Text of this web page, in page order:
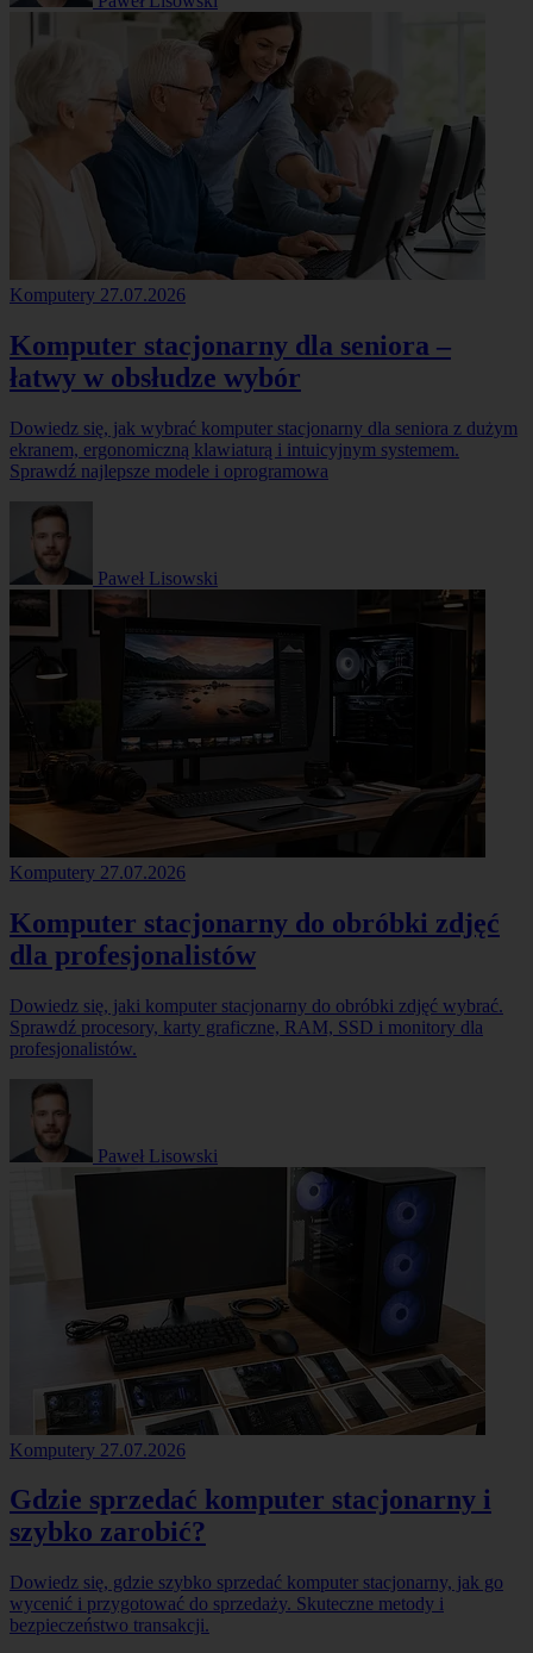
Komputery 27.07.2026
Komputer stacjonarny dla seniora –
łatwy w obsłudze wybór
Dowiedz się, jak wybrać komputer stacjonarny dla seniora z dużym
ekranem, ergonomiczną klawiaturą i intuicyjnym systemem.
Sprawdź najlepsze modele i oprogramowa
Paweł Lisowski
Komputery 27.07.2026
Komputer stacjonarny do obróbki zdjęć
dla profesjonalistów
Dowiedz się, jaki komputer stacjonarny do obróbki zdjęć wybrać.
Sprawdź procesory, karty graficzne, RAM, SSD i monitory dla
profesjonalistów.
Paweł Lisowski
Komputery 27.07.2026
Gdzie sprzedać komputer stacjonarny i
szybko zarobić?
Dowiedz się, gdzie szybko sprzedać komputer stacjonarny, jak go
wycenić i przygotować do sprzedaży. Skuteczne metody i
bezpieczeństwo transakcji.